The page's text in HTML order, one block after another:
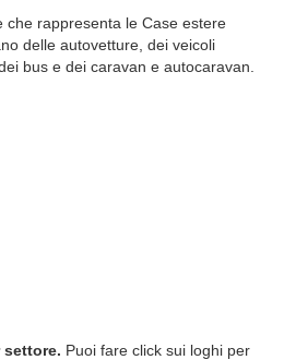
che rappresenta le Case estere
delle autovetture, dei veicoli
bus e dei caravan e autocaravan.
settore. Puoi fare click sui loghi per